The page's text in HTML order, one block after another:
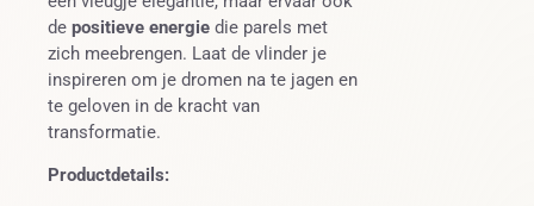
de positieve energie die parels met
zich meebrengen. Laat de vlinder je
inspireren om je dromen na te jagen en
te geloven in de kracht van
transformatie.
Productdetails: